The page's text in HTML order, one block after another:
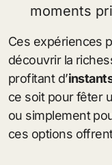
moments
Ces expériences
découvrir la
profitant d’
ce soit pour fêter
ou simplement
ces options